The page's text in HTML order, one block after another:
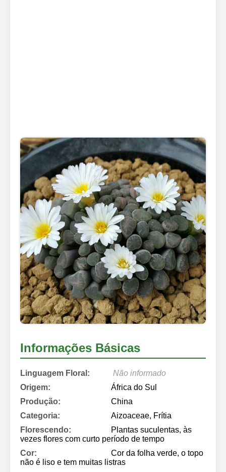
Informações Básicas
Linguagem Floral:
Não informado
Origem:
África do Sul
Produção:
China
Categoria:
Aizoaceae, Frítia
Florescendo:
Plantas suculentas, às
vezes flores com curto período de tempo
Cor:
Cor da folha verde, o topo
não é liso e tem muitas listras